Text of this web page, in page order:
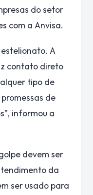
do setor
com a Anvisa.
A
contato direto
tipo de
de
informou a
devem ser
da
ser usado para